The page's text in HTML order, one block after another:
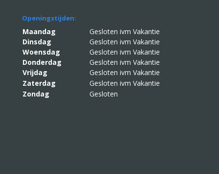
Openingstijden:
Maandag
Gesloten ivm Vakantie
Dinsdag
Gesloten ivm Vakantie
Woensdag
Gesloten ivm Vakantie
Donderdag
Gesloten ivm Vakantie
Vrijdag
Gesloten ivm Vakantie
Zaterdag
Gesloten ivm Vakantie
Zondag
Gesloten